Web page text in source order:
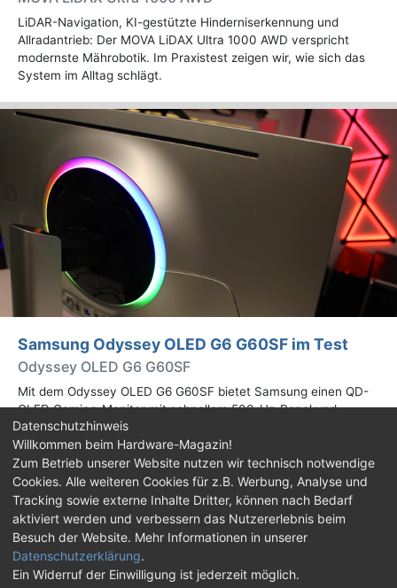
LiDAR-Navigation, KI-gestützte Hinderniserkennung und
Allradantrieb: Der MOVA LiDAX Ultra 1000 AWD verspricht
modernste Mährobotik. Im Praxistest zeigen wir, wie sich das
System im Alltag schlägt.
Samsung Odyssey OLED G6 G60SF im Test
Odyssey OLED G6 G60SF
Mit dem Odyssey OLED G6 G60SF bietet Samsung einen QD-
OLED Gaming-Monitor mit schnellem 500-Hz-Panel und
WQHD-Auflösung an. Wir haben den 27 Zoll großen Monitor auf
Herz und Nieren geprüft.
Impressum| Kontakt |Jobs |Datenschutz |
Consent‑Einstellungen |Haftungsausschluss
Feed Facebook
Twitch
Discord
Datenschutzhinweis
Willkommen beim Hardware-Magazin!
Zum Betrieb unserer Website nutzen wir technisch notwendige
Cookies. Alle weiteren Cookies für z.B. Werbung, Analyse und
Tracking sowie externe Inhalte Dritter, können nach Bedarf
aktiviert werden und verbessern das Nutzererlebnis beim
Besuch der Website. Mehr Informationen in unserer
Datenschutzerklärung.
Ein Widerruf der Einwilligung ist jederzeit möglich.